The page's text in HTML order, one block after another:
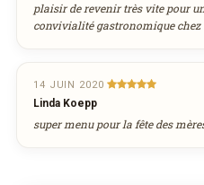
Remarque éventuelle
plaisir de revenir très vite pour
convivialité gastronomique chez
14 JUIN 2020
Linda Koepp
super menu pour la fête des